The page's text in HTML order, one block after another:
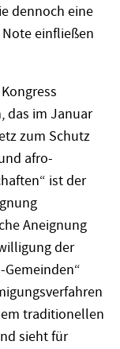
dennoch eine
einfließen
das im Januar
zum Schutz
afro-
ist der
Aneignung
der
traditionellen
sieht für